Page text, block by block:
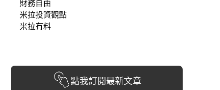
財務自由
米拉投資觀點
米拉有料
點我訂閱最新文章